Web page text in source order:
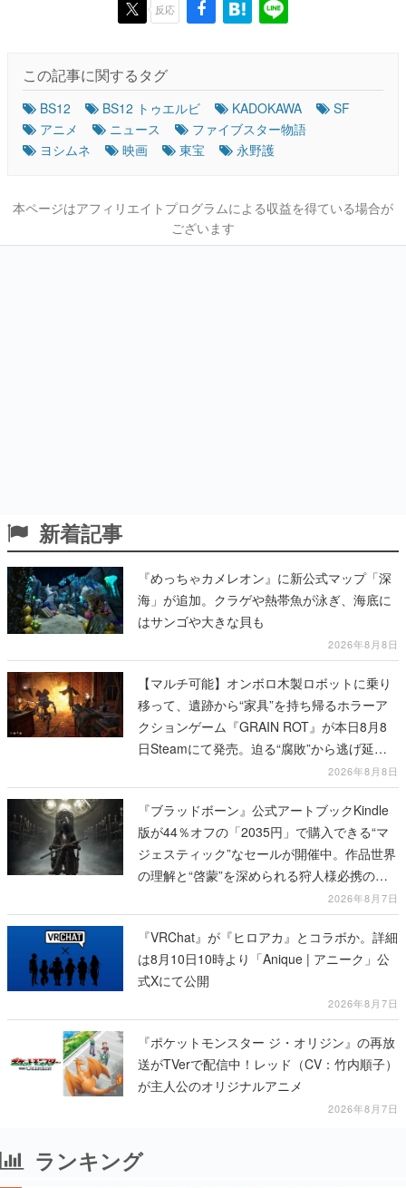
反応
この記事に関するタグ
BS12 BS12 トゥエルビ KADOKAWA
SF
アニメ
ニュース
ファイブスター物語
ヨシムネ
映画 東宝 永野護
本ページはアフィリエイトプログラムによる収益を得ている場合が
ございます
新着記事
『めっちゃカメレオン』に新公式マップ「深
海」が追加。クラゲや熱帯魚が泳ぎ、海底に
はサンゴや大きな貝も
2026年8月8日
【マルチ可能】オンボロ木製ロボットに乗り
移って、遺跡から“家具”を持ち帰るホラーア
クションゲーム『GRAIN ROT』が本日8月8
日Steamにて発売。迫る“腐敗”から逃げ延
2026年8月8日
『ブラッドボーン』公式アートブックKindle
版が44％オフの「2035円」で購入できる“マ
ジェスティック”なセールが開催中。作品世界
の理解と“啓蒙”を深められる狩人様必携の一
2026年8月7日
『VRChat』が『ヒロアカ』とコラボか。詳細
は8月10日10時より「Anique | アニーク」公
式Xにて公開
2026年8月7日
『ポケットモンスター ジ・オリジン』の再放
送がTVerで配信中！レッド（CV：竹内順子）
が主人公のオリジナルアニメ
2026年8月7日
ランキング